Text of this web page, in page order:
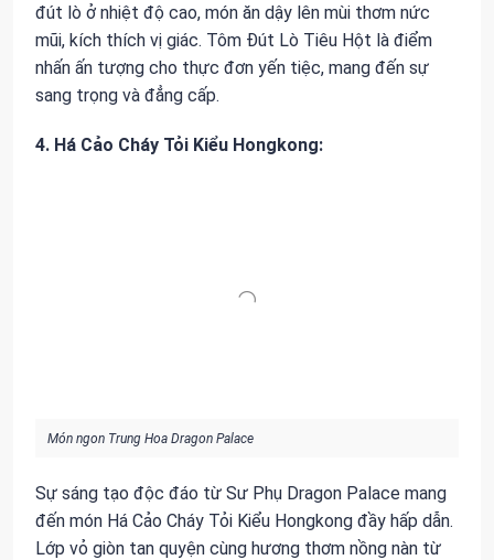
đút lò ở nhiệt độ cao, món ăn dậy lên mùi thơm nức
mũi, kích thích vị giác. Tôm Đút Lò Tiêu Hột là điểm
nhấn ấn tượng cho thực đơn yến tiệc, mang đến sự
sang trọng và đẳng cấp.
4. Há Cảo Cháy Tỏi Kiểu Hongkong:
Món ngon Trung Hoa Dragon Palace
Sự sáng tạo độc đáo từ Sư Phụ Dragon Palace mang
đến món Há Cảo Cháy Tỏi Kiểu Hongkong đầy hấp dẫn.
Lớp vỏ giòn tan quyện cùng hương thơm nồng nàn từ